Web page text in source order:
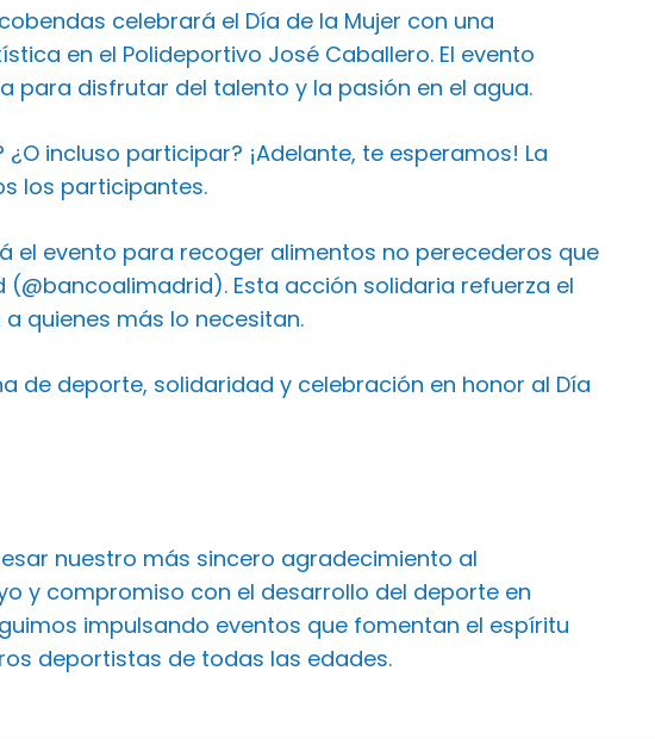
celebrará el Día de la Mujer con una
en el Polideportivo José Caballero. El evento
para disfrutar del talento y la pasión en el agua.
incluso participar? ¡Adelante, te esperamos! La
los participantes.
el evento para recoger alimentos no perecederos que
Esta acción solidaria refuerza el
quienes más lo necesitan.
de deporte, solidaridad y celebración en honor al Día
nuestro más sincero agradecimiento al
y compromiso con el desarrollo del deporte en
impulsando eventos que fomentan el espíritu
deportistas de todas las edades.